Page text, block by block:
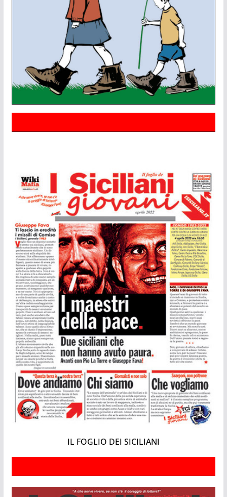
IL FOGLIO DEI SICILIANI